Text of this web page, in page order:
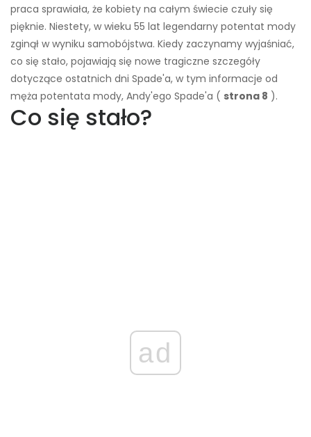
praca sprawiała, że ​​kobiety na całym świecie czuły się
pięknie. Niestety, w wieku 55 lat legendarny potentat mody
zginął w wyniku samobójstwa. Kiedy zaczynamy wyjaśniać,
co się stało, pojawiają się nowe tragiczne szczegóły
dotyczące ostatnich dni Spade'a, w tym informacje od
męża potentata mody, Andy'ego Spade'a ( strona 8 ).
Co się stało?
ad